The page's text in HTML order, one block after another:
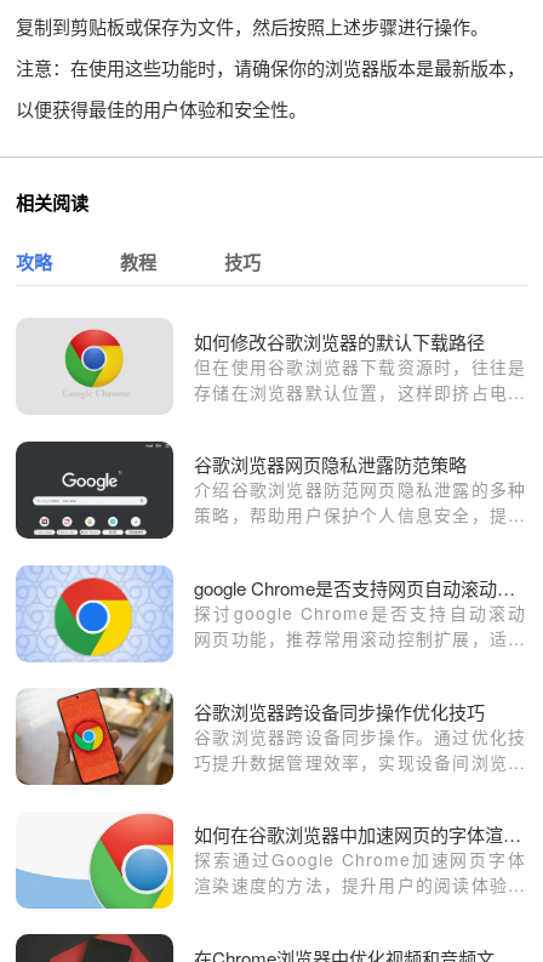
复制到剪贴板或保存为文件，然后按照上述步骤进行操作。
注意：在使用这些功能时，请确保你的浏览器版本是最新版本，
以便获得最佳的用户体验和安全性。
相关阅读
攻略 教程 技巧
如何修改谷歌浏览器的默认下载路径
但在使用谷歌浏览器下载资源时，往往是
存储在浏览器默认位置，这样即挤占电脑
带大家看看怎么设置更改谷歌浏览器的下
载路径吧！
谷歌浏览器网页隐私泄露防范策略
介绍谷歌浏览器防范网页隐私泄露的多种
策略，帮助用户保护个人信息安全，提升
google Chrome是否支持网页自动滚动功能
探讨google Chrome是否支持自动滚动
网页功能，推荐常用滚动控制扩展，适用
谷歌浏览器跨设备同步操作优化技巧
谷歌浏览器跨设备同步操作。通过优化技
巧提升数据管理效率，实现设备间浏览器
如何在谷歌浏览器中加速网页的字体渲染速度
探索通过Google Chrome加速网页字体
渲染速度的方法，提升用户的阅读体验和